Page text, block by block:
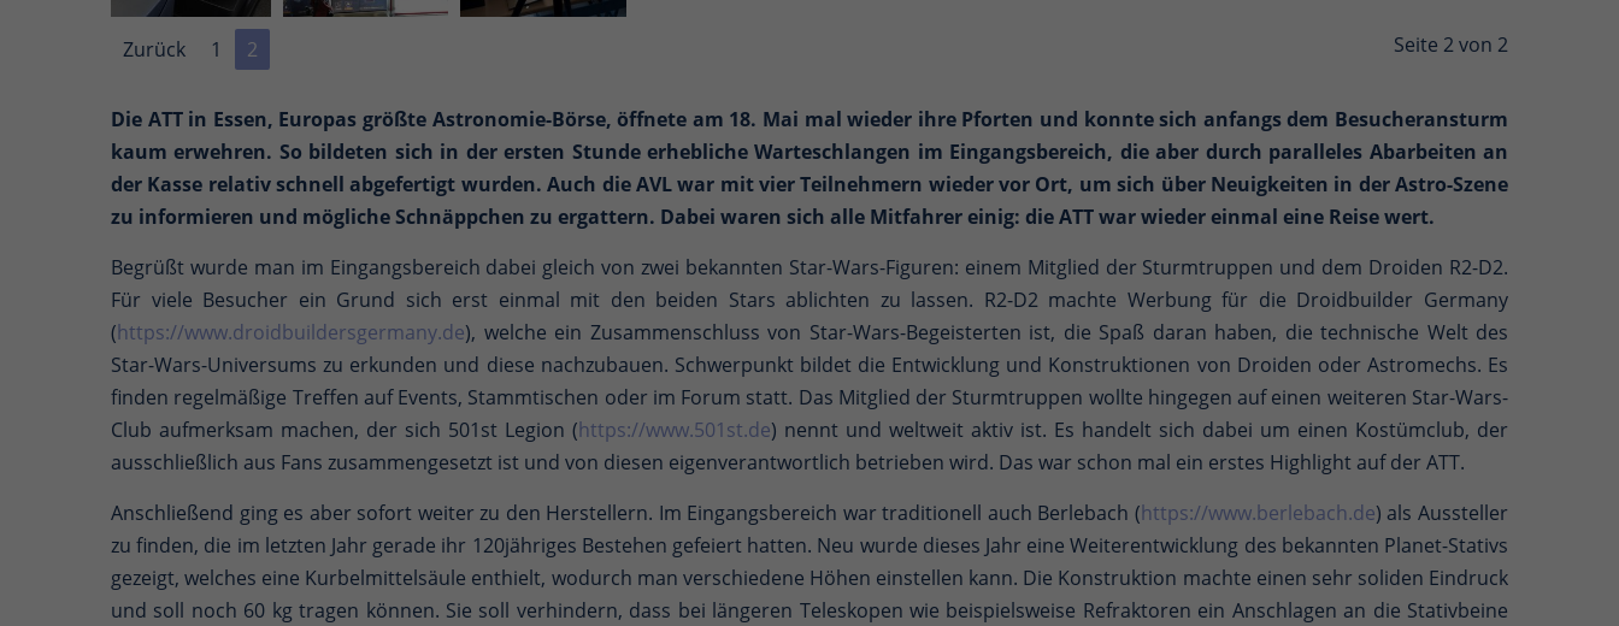
Seite 2 von 2
Zurück 1 2
Die ATT in Essen, Europas größte Astronomie-Börse, öffnete am 18. Mai mal wieder ihre Pforten und konnte sich anfangs dem Besucheransturm
kaum erwehren. So bildeten sich in der ersten Stunde erhebliche Warteschlangen im Eingangsbereich, die aber durch paralleles Abarbeiten an
der Kasse relativ schnell abgefertigt wurden. Auch die AVL war mit vier Teilnehmern wieder vor Ort, um sich über Neuigkeiten in der Astro-Szene
zu informieren und mögliche Schnäppchen zu ergattern. Dabei waren sich alle Mitfahrer einig: die ATT war wieder einmal eine Reise wert.
Begrüßt wurde man im Eingangsbereich dabei gleich von zwei bekannten Star-Wars-Figuren: einem Mitglied der Sturmtruppen und dem Droiden R2-D2.
Für viele Besucher ein Grund sich erst einmal mit den beiden Stars ablichten zu lassen. R2-D2 machte Werbung für die Droidbuilder Germany
(https://www.droidbuildersgermany.de), welche ein Zusammenschluss von Star-Wars-Begeisterten ist, die Spaß daran haben, die technische Welt des
Star-Wars-Universums zu erkunden und diese nachzubauen. Schwerpunkt bildet die Entwicklung und Konstruktionen von Droiden oder Astromechs. Es
finden regelmäßige Treffen auf Events, Stammtischen oder im Forum statt. Das Mitglied der Sturmtruppen wollte hingegen auf einen weiteren Star-Wars-
Club aufmerksam machen, der sich 501st Legion (https://www.501st.de) nennt und weltweit aktiv ist. Es handelt sich dabei um einen Kostümclub, der
ausschließlich aus Fans zusammengesetzt ist und von diesen eigenverantwortlich betrieben wird. Das war schon mal ein erstes Highlight auf der ATT.
Anschließend ging es aber sofort weiter zu den Herstellern. Im Eingangsbereich war traditionell auch Berlebach (https://www.berlebach.de) als Aussteller
zu finden, die im letzten Jahr gerade ihr 120jähriges Bestehen gefeiert hatten. Neu wurde dieses Jahr eine Weiterentwicklung des bekannten Planet-Stativs
gezeigt, welches eine Kurbelmittelsäule enthielt, wodurch man verschiedene Höhen einstellen kann. Die Konstruktion machte einen sehr soliden Eindruck
und soll noch 60 kg tragen können. Sie soll verhindern, dass bei längeren Teleskopen wie beispielsweise Refraktoren ein Anschlagen an die Stativbeine